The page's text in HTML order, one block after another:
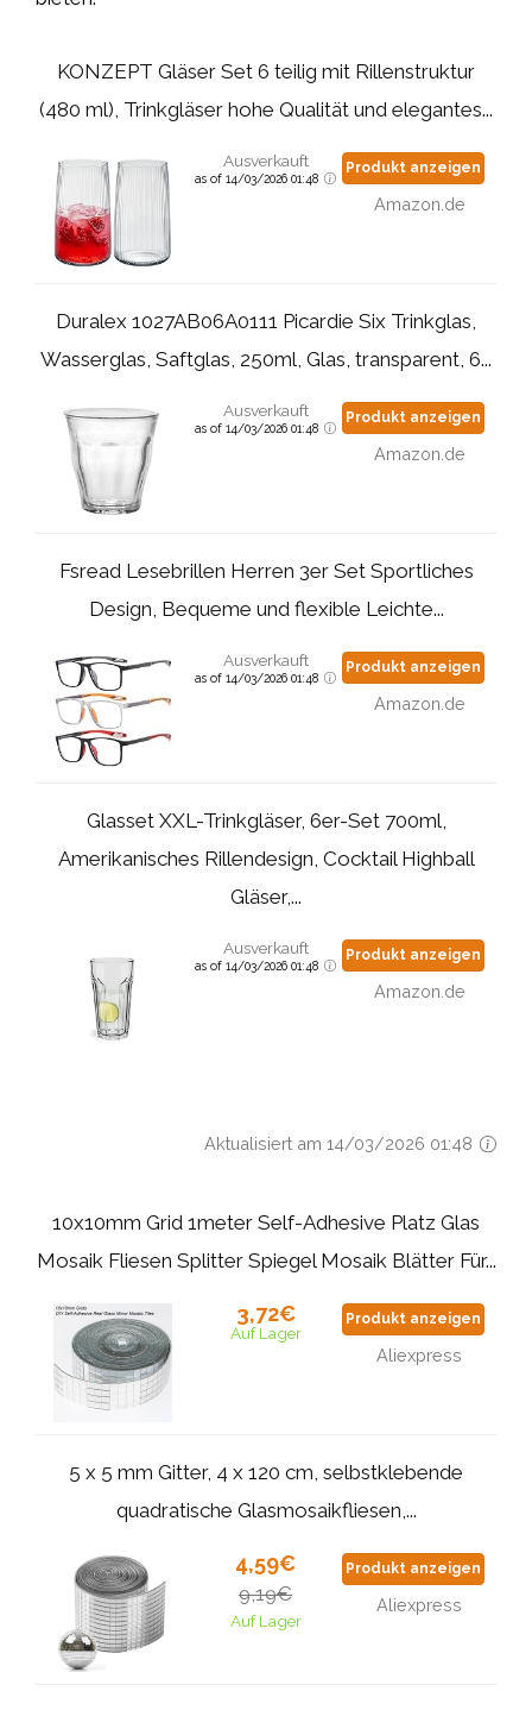
KONZEPT Gläser Set 6 teilig mit Rillenstruktur
(480 ml), Trinkgläser hohe Qualität und elegantes...
Ausverkauft
as of 14/03/2026 01:48
Produkt anzeigen
Amazon.de
Duralex 1027AB06A0111 Picardie Six Trinkglas,
Wasserglas, Saftglas, 250ml, Glas, transparent, 6...
Ausverkauft
as of 14/03/2026 01:48
Produkt anzeigen
Amazon.de
Fsread Lesebrillen Herren 3er Set Sportliches
Design, Bequeme und flexible Leichte...
Ausverkauft
as of 14/03/2026 01:48
Produkt anzeigen
Amazon.de
Glasset XXL-Trinkgläser, 6er-Set 700ml,
Amerikanisches Rillendesign, Cocktail Highball
Gläser,...
Ausverkauft
as of 14/03/2026 01:48
Produkt anzeigen
Amazon.de
Aktualisiert am 14/03/2026 01:48
10x10mm Grid 1meter Self-Adhesive Platz Glas
Mosaik Fliesen Splitter Spiegel Mosaik Blätter Für...
3,72€
Auf Lager
Produkt anzeigen
Aliexpress
5 x 5 mm Gitter, 4 x 120 cm, selbstklebende
quadratische Glasmosaikfliesen,...
4,59€
9,19€
Auf Lager
Produkt anzeigen
Aliexpress